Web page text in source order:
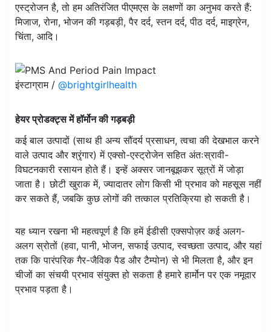
एस्ट्रोजन है, तो हम अतिरंजित पीएमएस के लक्षणों का अनुभव करते हैं:
मिजाज, रोना, भोजन की गड़बड़ी, पैर दर्द, स्तन दर्द, पीठ दर्द, माइग्रेन,
चिंता, आदि।
इंस्टाग्राम / @brightgirlhealth
हेयर प्रोडक्ट्स में हॉर्मोन की गड़बड़ी
कई बाल उत्पादों (साथ ही अन्य सौंदर्य प्रसाधन, त्वचा की देखभाल करने
वाले उत्पाद और श्रृंगार) में एक्सो-एस्ट्रोजेन सहित अंतःस्रावी-
विघटनकारी रसायन होते हैं। इन्हें अक्सर जानबूझकर सूत्रों में जोड़ा
जाता है। छोटी खुराक में, ज्यादातर लोग किसी भी प्रभाव को महसूस नहीं
कर सकते हैं, जबकि कुछ लोगों की तत्काल प्रतिक्रिया हो सकती है।
यह ध्यान रखना भी महत्वपूर्ण है कि हमें ईडीसी एक्सपोज़र कई अलग-
अलग स्रोतों (हवा, पानी, भोजन, सफाई उत्पाद, स्वच्छता उत्पाद, और यहां
तक ​​कि पारंपरिक गैर-जैविक पैड और टैम्पोन) से भी मिलता है, और इन
चीजों का संचयी प्रभाव संयुक्त हो सकता है हमारे हार्मोन पर एक नमूदार
प्रभाव पड़ता है।